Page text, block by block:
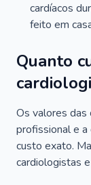
cardíacos
feito em
Quanto
Os valores das
profissional e a
custo exato.
cardiologistas